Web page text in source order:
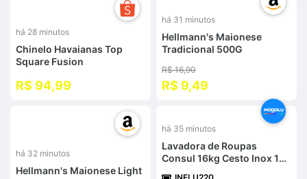
há 28 minutos
Chinelo Havaianas Top
Square Fusion
R$ 94,99
-44 há 31 minutos
Hellmann's Maionese
Tradicional 500G
R$ 16,90
R$ 9,49
há 32 minutos
Hellmann's Maionese Light
- 42 há 35 minutos
Lavadora de Roupas
Consul 16kg Cesto Inox 12
INFLU220